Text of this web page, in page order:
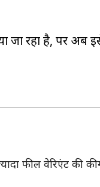
जा रहा है, पर
फील वेरिएंट की